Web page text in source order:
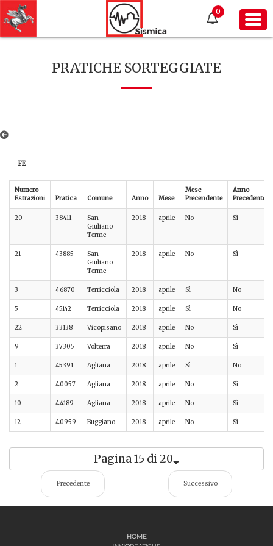
0
PRATICHE SORTEGGIATE
FE
Numero
Estrazioni
Pratica Comune Anno Mese
Mese
Precendente
Anno
Precedente
20 38411
San
Giuliano
Terme
2018 aprile No Sì
21 43885
San
Giuliano
Terme
2018 aprile No Sì
3 46870 Terricciola 2018 aprile Sì No
5 45142 Terricciola 2018 aprile Sì No
22 33138 Vicopisano 2018 aprile No Sì
9 37305 Volterra 2018 aprile No Sì
1 45391 Agliana 2018 aprile Sì No
2 40057 Agliana 2018 aprile No Sì
10 44189 Agliana 2018 aprile No Sì
12 40959 Buggiano 2018 aprile No Sì
Pagina 15 di 20
Precedente Successivo
HOME